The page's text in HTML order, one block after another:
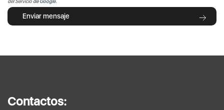
Enviar mensaje
Contactos: